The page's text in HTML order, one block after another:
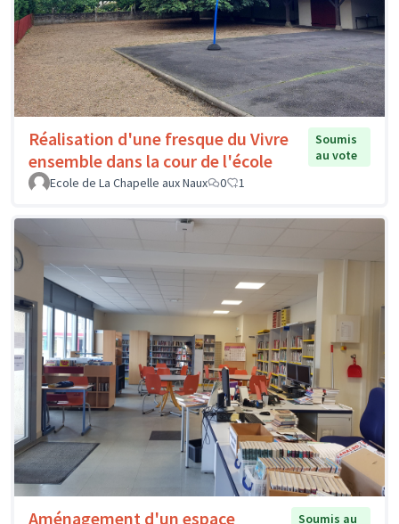
Réalisation d'une fresque du Vivre
ensemble dans la cour de l'école
Soumis
au vote
Ecole de La Chapelle aux Naux
0 1
Aménagement d'un espace Soumis au